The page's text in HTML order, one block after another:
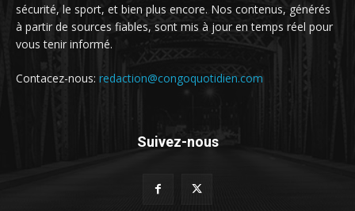
sécurité, le sport, et bien plus encore. Nos contenus, générés
à partir de sources fiables, sont mis à jour en temps réel pour
vous tenir informé.
Contacez-nous: redaction@congoquotidien.com
Suivez-nous